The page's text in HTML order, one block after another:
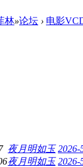
林»论坛 › 电影
夜月明如玉 2026-
夜月明如玉 2026-